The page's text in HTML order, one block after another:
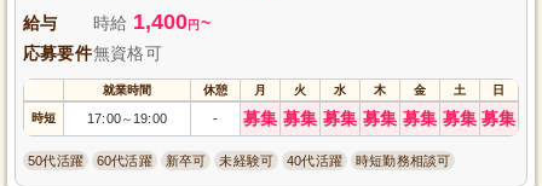
給与 時給 1,400円 ~
応募要件無資格可
就業時間 休憩 月 火 水 木 金 土 日
時短 17:00～ 19:00 - 募集 募集 募集 募集 募集 募集 募集
50代活躍 60代活躍 新卒可 未経験可 40代活躍 時短勤務相談可